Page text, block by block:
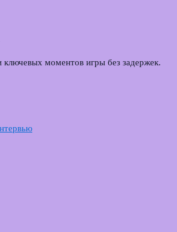
ключевых моментов игры без задержек.